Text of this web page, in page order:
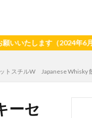
す（2024年6月21日以
スチルW Japanese Whisky
ーセ